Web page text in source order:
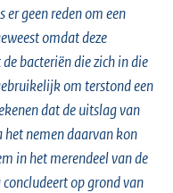
geen reden om een
omdat deze
bacteriën die zich in die
om terstond een
dat de uitslag van
het nemen daarvan kon
in het merendeel van de
op grond van